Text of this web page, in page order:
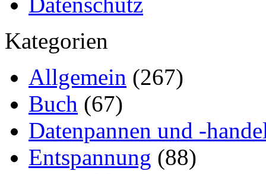
Kategorien
Allgemein (267)
Buch (67)
Datenpannen und -
Entspannung (88)